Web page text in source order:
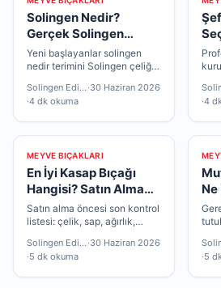
Solingen Nedir?
Gerçek Solingen
Bıçağı Nasıl Anlaşılır?
Yeni başlayanlar solingen
nedir terimini Solingen çeliği
üretici belgesi detayına bakar
— ikisi de geçerli.
Solingen Editör ·30 Haziran 2026
·4 dk okuma
çok
·4
MEYVE BIÇAKLARI
En İyi Kasap Bıçağı
Hangisi? Satın Alma
Rehberi
Satın alma öncesi son kontrol
listesi: çelik, sap, ağırlık,
hepsi bu yazıda.
Solingen Editör ·30 Haziran 2026
·5 dk okuma
Ne
·5